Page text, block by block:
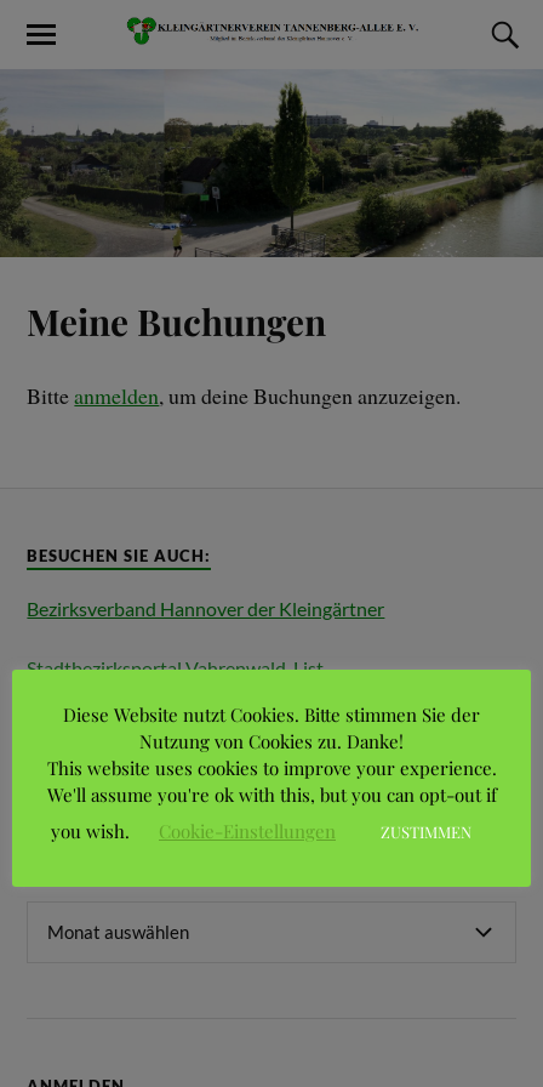
Meine Buchungen
Bitteanmelden, um deine Buchungen anzuzeigen.
BESUCHEN SIE AUCH:
Bezirksverband Hannover der Kleingärtner
Stadtbezirksportal Vahrenwald-List
Landesverband Braunschweig der Gartenfreunde e.V.
Diese Website nutzt Cookies. Bitte stimmen Sie der
Nutzung von Cookies zu. Danke!
This website uses cookies to improve your experience.
We'll assume you're ok with this, but you can opt-out if
you wish.
Cookie-Einstellungen ZUSTIMMEN